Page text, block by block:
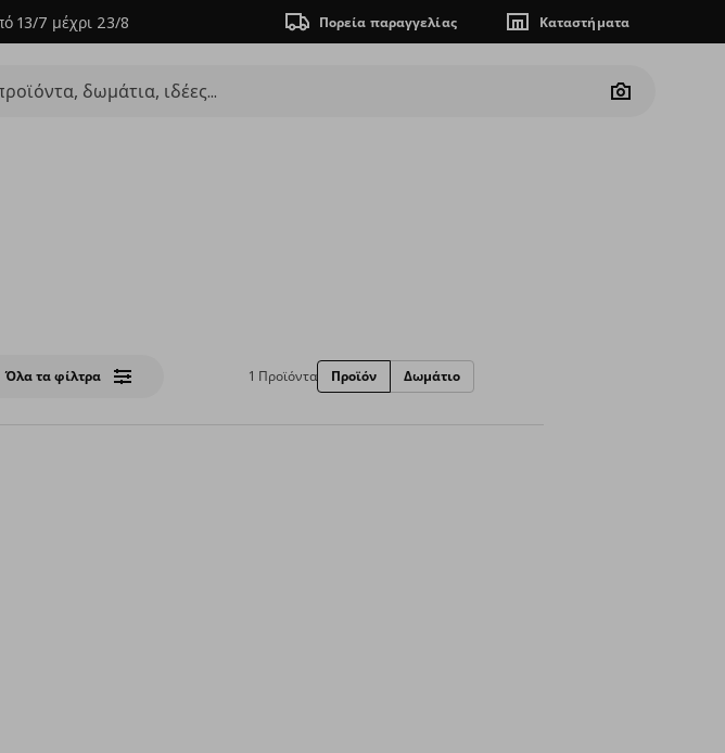
13/7 μέχρι 23/8 Πορεία παραγγελίας Καταστήματα
Camera
Όλα τα φίλτρα 1 Προϊόντα Προϊόν Δωμάτιο